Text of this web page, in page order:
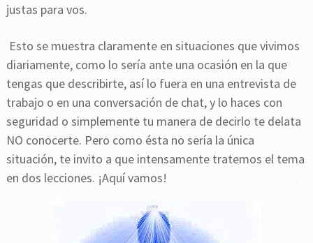
justas para vos.
Esto se muestra claramente en situaciones que vivimos
diariamente, como lo sería ante una ocasión en la que
tengas que describirte, así lo fuera en una entrevista de
trabajo o en una conversación de chat, y lo haces con
seguridad o simplemente tu manera de decirlo te delata
NO conocerte. Pero como ésta no sería la única
situación, te invito a que intensamente tratemos el tema
en dos lecciones. ¡Aquí vamos!